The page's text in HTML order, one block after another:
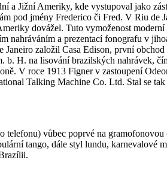
Jižní Ameriky, kde vystupoval jako
pod jmény Frederico či Fred. V Riu de
dovážel. Tuto vymoženost
nahráváním a prezentací fonografu v
založil Casa Edison, první
H. na lisování brazilských nahrávek,
V roce 1913 Figner v zastoupení
Talking Machine Co. Ltd. Stal se
vůbec poprvé na
tango, dále styl lundu, karnevalové